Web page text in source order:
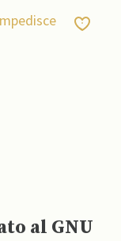
del 2022.
al GNU